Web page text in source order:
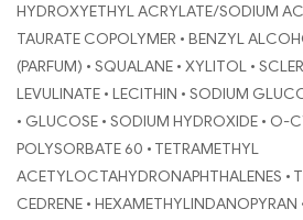
HYDROXYETHYL ACRYLATE/SODIUM
TAURATE COPOLYMER • BENZYL
(PARFUM) • SQUALANE • XYLITOL •
LEVULINATE • LECITHIN • SODIUM
• GLUCOSE • SODIUM HYDROXIDE • O-
POLYSORBATE 60 • TETRAMETHYL
ACETYLOCTAHYDRONAPHTHALENES •
CEDRENE • HEXAMETHYLINDANOPYRAN